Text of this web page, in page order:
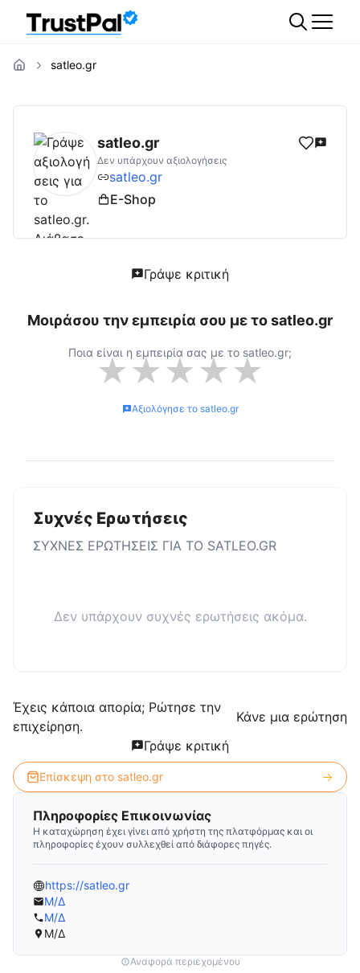
satleo.gr
satleo.grΑξιολογήσεις | Δες Αξιολογήσεις
satleo.gr
Δεν υπάρχουν αξιολογήσεις
satleo.gr
E-Shop
Γράψε κριτική
Μοιράσου την εμπειρία σου με τοsatleo.gr
Ποια είναι η εμπειρία σας με το satleo.gr;
★★★★★
Αξιολόγησε το satleo.gr
Συχνές Ερωτήσεις
ΣΥΧΝΕΣ ΕΡΩΤΗΣΕΙΣ ΓΙΑ ΤΟ SATLEO.GR
Δεν υπάρχουν συχνές ερωτήσεις ακόμα.
Έχεις κάποια απορία; Ρώτησε την
επιχείρηση.
Κάνε μια ερώτηση
Γράψε κριτική
Επίσκεψη στο satleo.gr
Πληροφορίες Επικοινωνίας
Η καταχώρηση έχει γίνει από χρήστη της πλατφόρμας και οι
πληροφορίες έχουν συλλεχθεί από διάφορες πηγές.
https://satleo.gr
Μ/Δ
Μ/Δ
Μ/Δ
Αναφορά περιεχομένου